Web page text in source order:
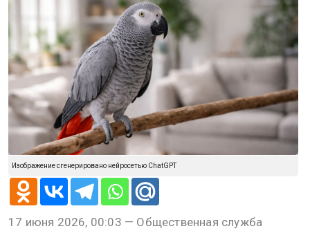
Изображение сгенерировано нейросетью ChatGPT
17 июня 2026, 00:03 — Общественная служба